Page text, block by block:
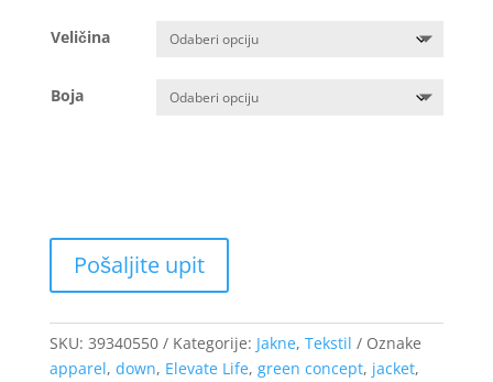
Veličina
Boja
SKU: 39340550 Kategorije: Jakne, Tekstil
Oznake
apparel, down, Elevate Life, green concept, jacket,